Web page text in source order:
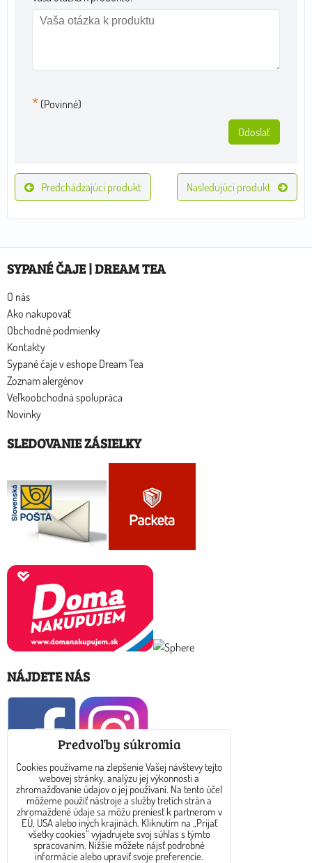
* (Povinné)
Odoslať
Predchádzajúci produkt Nasledujúci produkt
SYPANÉ ČAJE | DREAM TEA
O nás
Ako nakupovať
Obchodné podmienky
Kontakty
Sypané čaje v eshope Dream Tea
Zoznam alergénov
Veľkoobchodná spolupráca
Novinky
SLEDOVANIE ZÁSIELKY
NÁJDETE NÁS
KONTAKT
E-mail: info@dreamtea.sk
tel: 0910 325 889
Predvoľby súkromia
Cookies používame na zlepšenie Vašej návštevy tejto
webovej stránky, analýzu jej výkonnosti a
zhromažďovanie údajov o jej používaní. Na tento účel
môžeme použiť nástroje a služby tretích strán a
zhromaždené údaje sa môžu preniesť k partnerom v
EÚ, USA alebo iných krajinách. Kliknutím na „Prijať
všetky cookies“ vyjadrujete svoj súhlas s týmto
spracovaním. Nižšie môžete nájsť podrobné
informácie alebo upraviť svoje preferencie.